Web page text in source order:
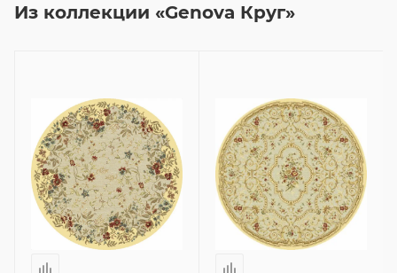
Из коллекции «Genova Круг»